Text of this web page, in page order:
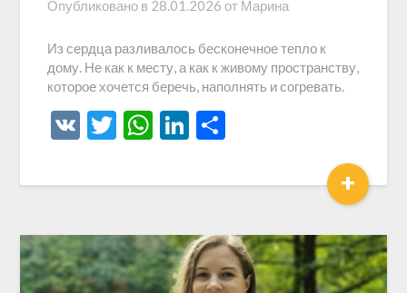
Опубликовано в 28.01.2026 от Марина
Из сердца разливалось бесконечное тепло к
дому. Не как к месту, а как к живому пространству,
которое хочется беречь, наполнять и согревать.
VK Twitter
WhatsApp
LinkedIn
+